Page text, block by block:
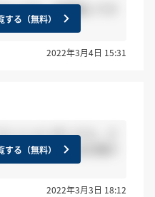
いです…結構遅いです
る（無料）
2022年3月4日 15:31
っしゃいましたら、ど
？よろしければお聞か
る（無料）
2022年3月3日 18:12